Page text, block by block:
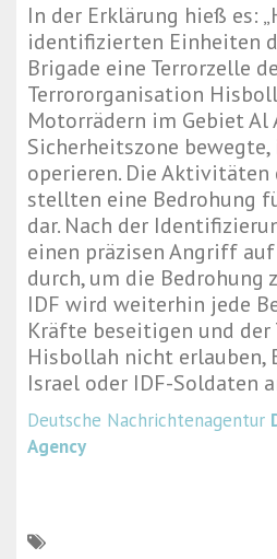
In der Erklärung hieß es:
identifizierten Einheiten
Brigade eine Terrorzelle
Terrororganisation
Motorrädern im Gebiet Al
Sicherheitszone
operieren. Die Aktivitäten
stellten eine Bedrohung
dar. Nach der
einen präzisen Angriff
durch, um die Bedrohung
IDF wird weiterhin jede
Kräfte beseitigen und
Hisbollah nicht erlauben,
Israel oder IDF-Soldaten
Deutsche Nachrichtenagentur
Agency